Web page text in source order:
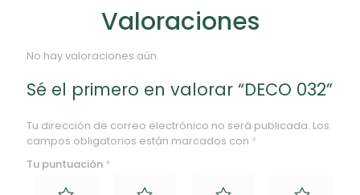
Valoraciones
No hay valoraciones aún.
Sé el primero en valorar “DECO 032”
Tu dirección de correo electrónico no será publicada. Los
campos obligatorios están marcados con *
Tu puntuación *